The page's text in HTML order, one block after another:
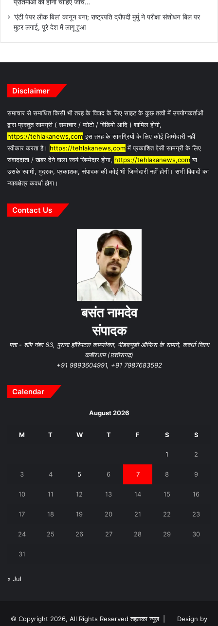
प्रतिमाओं की होनी चाहिए जांच…
‘एंटी पेपर लीक बिल’ कानून बना; राष्ट्रपति द्रौपदी मुर्मु ने परीक्षा संशोधन बिल पर
मुहर लगाई, पूरे देश में लागू हुआ
Disclaimer
समाचार से सम्बंधित किसी भी तरह के विवाद के लिए साइट के कुछ तत्वों में उपयोगकर्ताओं
द्वारा प्रस्तुत सामग्री ( समाचार / फोटो / विडियो आदि ) शामिल होगी,
https://tehlakanews,comइस तरह के सामग्रियों के लिए कोई ज़िम्मेदारी नहीं
स्वीकार करता है। https://tehlakanews,comमें प्रकाशित ऐसी सामग्री के लिए
संवाददाता / खबर देने वाला स्वयं जिम्मेदार होगा, https://tehlakanews,comया
उसके स्वामी, मुद्रक, प्रकाशक, संपादक की कोई भी जिम्मेदारी नहीं होगी। सभी विवादों का
न्यायक्षेत्र कवर्धा होगा।
Contact Us
बसंत नामदेव
संपादक
पता - शॉप नंबर 63, पुराना हॉस्पिटल काम्प्लेक्स, पीडब्ल्यूडी ऑफिस के सामने, कवर्धा जिला
कबीरधाम (छत्तीसगढ़)
+91 9893604991, +91 7987683592
Calendar
August 2026
M T W T F S S
1 2
3 4 5 6 7 8 9
10 11 12 13 14 15 16
17 18 19 20 21 22 23
24 25 26 27 28 29 30
31
« Jul
© Copyright 2026, All Rights Reserved तहलका न्यूज़ | Design by